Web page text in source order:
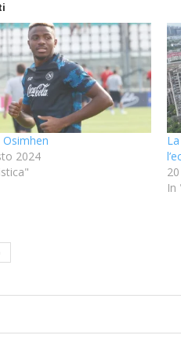
Osimhen
2024
In